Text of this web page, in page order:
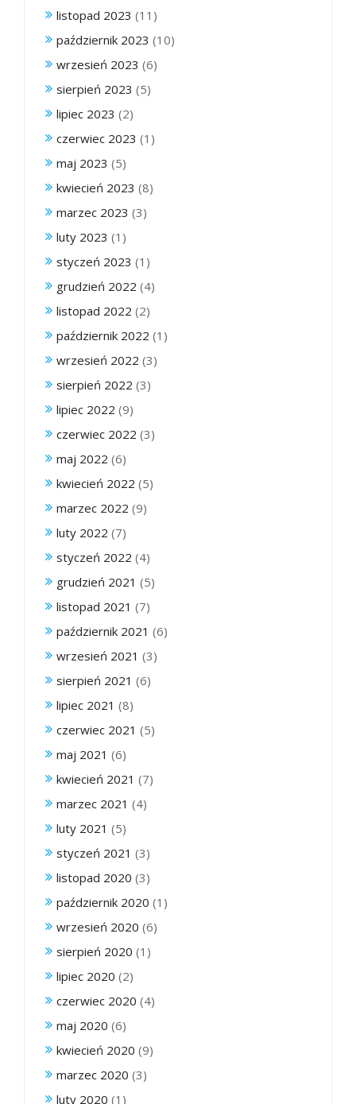
listopad 2023 (11)
październik 2023 (10)
wrzesień 2023 (6)
sierpień 2023 (5)
lipiec 2023 (2)
czerwiec 2023 (1)
maj 2023 (5)
kwiecień 2023 (8)
marzec 2023 (3)
luty 2023 (1)
styczeń 2023 (1)
grudzień 2022 (4)
listopad 2022 (2)
październik 2022 (1)
wrzesień 2022 (3)
sierpień 2022 (3)
lipiec 2022 (9)
czerwiec 2022 (3)
maj 2022 (6)
kwiecień 2022 (5)
marzec 2022 (9)
luty 2022 (7)
styczeń 2022 (4)
grudzień 2021 (5)
listopad 2021 (7)
październik 2021 (6)
wrzesień 2021 (3)
sierpień 2021 (6)
lipiec 2021 (8)
czerwiec 2021 (5)
maj 2021 (6)
kwiecień 2021 (7)
marzec 2021 (4)
luty 2021 (5)
styczeń 2021 (3)
listopad 2020 (3)
październik 2020 (1)
wrzesień 2020 (6)
sierpień 2020 (1)
lipiec 2020 (2)
czerwiec 2020 (4)
maj 2020 (6)
kwiecień 2020 (9)
marzec 2020 (3)
luty 2020 (1)